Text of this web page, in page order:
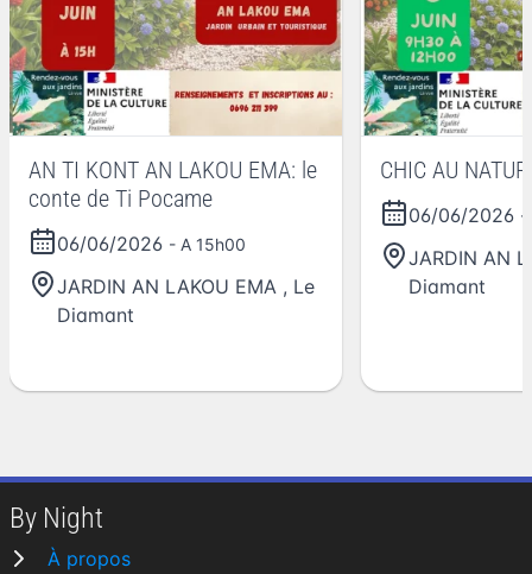
AN TI KONT AN LAKOU EMA: le
conte de Ti Pocame
06/06/2026 - A 15h00
JARDIN AN LAKOU EMA , Le
Diamant
CHIC AU
06/06/2026 -
JARDIN AN
Diamant
By Night
À propos